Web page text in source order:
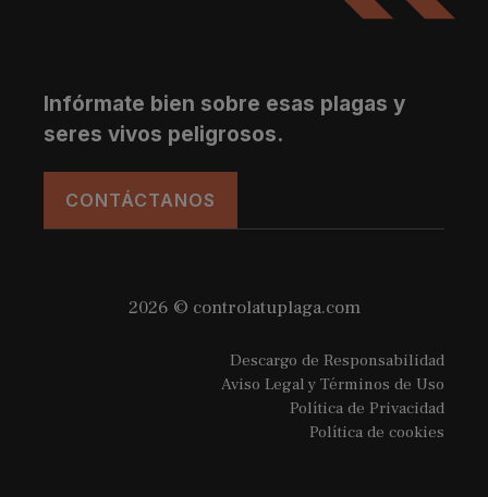
Infórmate bien sobre esas plagas y
seres vivos peligrosos.
CONTÁCTANOS
2026 © controlatuplaga.com
Descargo de Responsabilidad
Aviso Legal y Términos de Uso
Política de Privacidad
Política de cookies